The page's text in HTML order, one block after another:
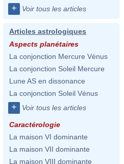
+ Voir tous les articles
Articles astrologiques
Aspects planétaires
La conjonction Mercure Vénus
La conjonction Soleil Mercure
Lune AS en dissonance
La conjonction Soleil Vénus
+ Voir tous les articles
Caractérologie
La maison VI dominante
La maison VII dominante
La maison VIII dominante